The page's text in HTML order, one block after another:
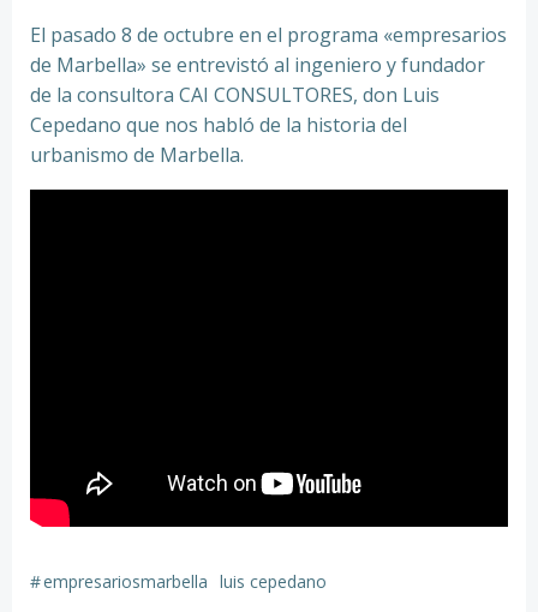
El pasado 8 de octubre en el programa «empresarios
de Marbella» se entrevistó al ingeniero y fundador
de la consultora CAI CONSULTORES, don Luis
Cepedano que nos habló de la historia del
urbanismo de Marbella.
#empresariosmarbella luis cepedano